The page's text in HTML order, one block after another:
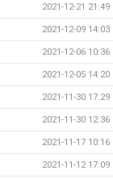
2021-12-21 21:49
2021-12-09 14:03
2021-12-06 10:36
2021-12-05 14:20
2021-11-30 17:29
2021-11-30 12:36
2021-11-17 10:16
2021-11-12 17:09